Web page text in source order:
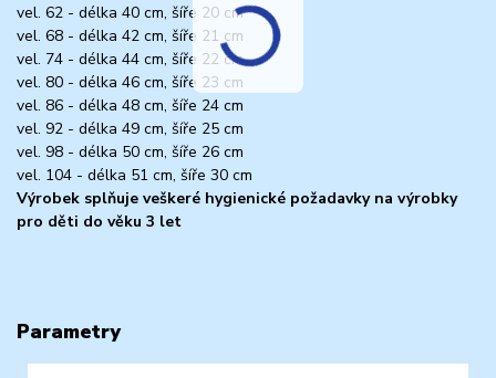
vel. 62 - délka 40 cm, šíře 20 cm
vel. 68 - délka 42 cm, šíře 21 cm
vel. 74 - délka 44 cm, šíře 22 cm
vel. 80 - délka 46 cm, šíře 23 cm
vel. 86 - délka 48 cm, šíře 24 cm
vel. 92 - délka 49 cm, šíře 25 cm
vel. 98 - délka 50 cm, šíře 26 cm
vel. 104 - délka 51 cm, šíře 30 cm
Výrobek splňuje veškeré hygienické požadavky na výrobky
pro děti do věku 3 let
Parametry